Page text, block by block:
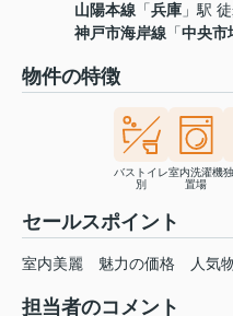
山陽本線 「兵庫 」駅
神戸市海岸線 「中央市
物件の特徴
バストイレ
別
室内洗濯機
置場
セールスポイント
室内美麗 魅力の価格 人気
担当者のコメント